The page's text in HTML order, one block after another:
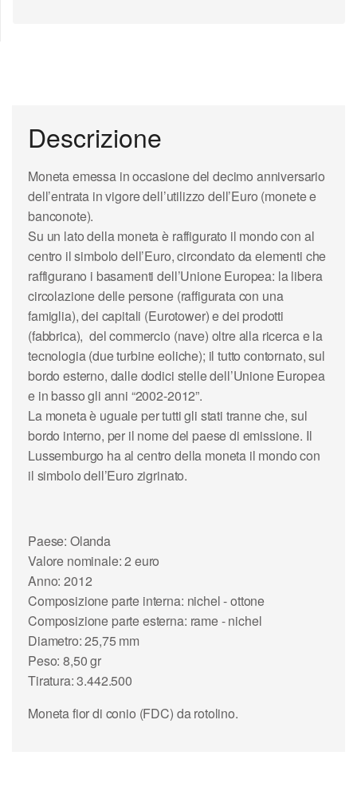
Descrizione
Moneta emessa in occasione del decimo anniversario
dell’entrata in vigore dell’utilizzo dell’Euro (monete e
banconote).
Su un lato della moneta è raffigurato il mondo con al
centro il simbolo dell’Euro, circondato da elementi che
raffigurano i basamenti dell’Unione Europea: la libera
circolazione delle persone (raffigurata con una
famiglia), dei capitali (Eurotower) e dei prodotti
(fabbrica), del commercio (nave) oltre alla ricerca e la
tecnologia (due turbine eoliche); il tutto contornato, sul
bordo esterno, dalle dodici stelle dell’Unione Europea
e in basso gli anni “2002-2012”.
La moneta è uguale per tutti gli stati tranne che, sul
bordo interno, per il nome del paese di emissione. Il
Lussemburgo ha al centro della moneta il mondo con
il simbolo dell’Euro zigrinato.
Paese: Olanda
Valore nominale: 2 euro
Anno: 2012
Composizione parte interna: nichel - ottone
Composizione parte esterna: rame - nichel
Diametro: 25,75 mm
Peso: 8,50 gr
Tiratura: 3.442.500
Moneta fior di conio (FDC) da rotolino.